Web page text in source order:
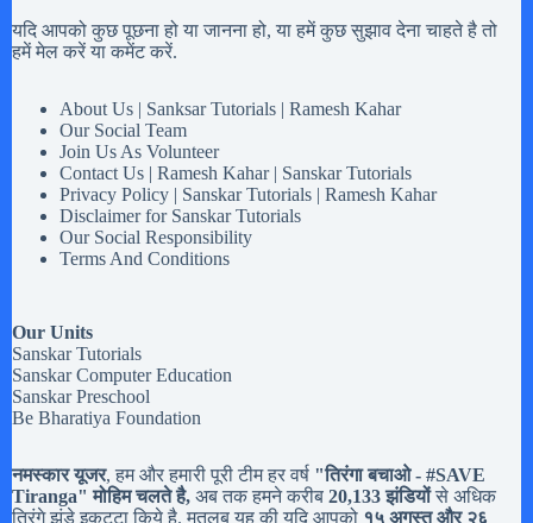
यदि आपको कुछ पूछना हो या जानना हो, या हमें कुछ सुझाव देना चाहते है तो
हमें मेल करें या कमेंट करें.
About Us | Sanksar Tutorials | Ramesh Kahar
Our Social Team
Join Us As Volunteer
Contact Us | Ramesh Kahar | Sanskar Tutorials
Privacy Policy | Sanskar Tutorials | Ramesh Kahar
Disclaimer for Sanskar Tutorials
Our Social Responsibility
Terms And Conditions
Our Units
Sanskar Tutorials
Sanskar Computer Education
Sanskar Preschool
Be Bharatiya Foundation
नमस्कार यूजर, हम और हमारी पूरी टीम हर वर्ष "तिरंगा बचाओ - #SAVE
Tiranga" मोहिम चलते है, अब तक हमने करीब 20,133 झंडियोंसे अधिक
तिरंगे झंडे इकट्टा किये है. मतलब यह की यदि आपको १५ अगस्त और २६